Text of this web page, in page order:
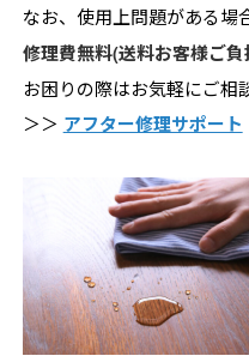
なお、使用上問題がある場
修理費無料(送料お客様ご負
お困りの際はお気軽にご相
＞＞ アフター修理サポート